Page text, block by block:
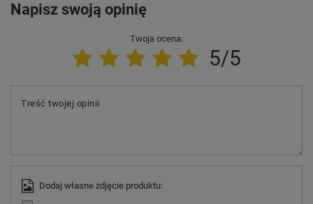
Napisz swoją opinię
Twoja ocena:
5/5
Treść twojej opinii
Dodaj własne zdjęcie produktu: